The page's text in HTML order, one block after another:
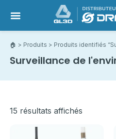
🏠︎ > Produits > Produits identifiés
Surveillance de
15 résultats affichés